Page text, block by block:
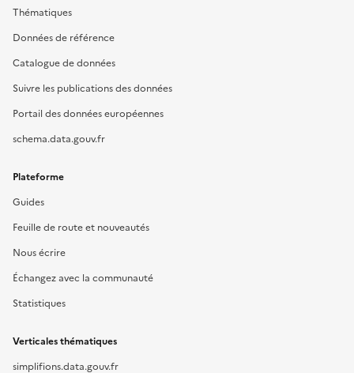
Thématiques
Données de référence
Catalogue de données
Suivre les publications des données
Portail des données européennes
schema.data.gouv.fr
Plateforme
Guides
Feuille de route et nouveautés
Nous écrire
Échangez avec la communauté
Statistiques
Verticales thématiques
simplifions.data.gouv.fr